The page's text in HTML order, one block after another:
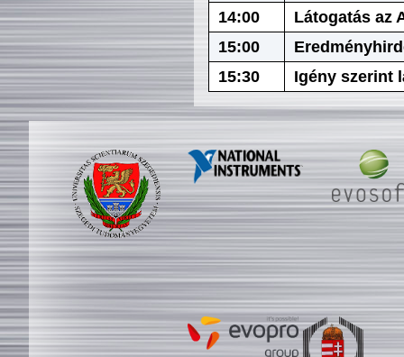
14:00
Látogatás az
15:00
15:30
Igény szerint